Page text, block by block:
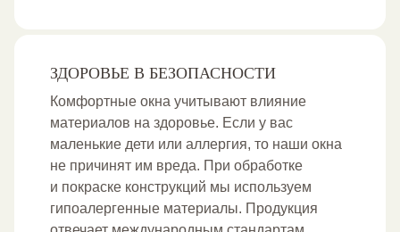
ЗДОРОВЬЕ В БЕЗОПАСНОСТИ
Комфортные окна учитывают влияние
материалов на здоровье. Если у вас
маленькие дети или аллергия, то наши окна
не причинят им вреда. При обработке
и покраске конструкций мы используем
гипоалергенные материалы. Продукция